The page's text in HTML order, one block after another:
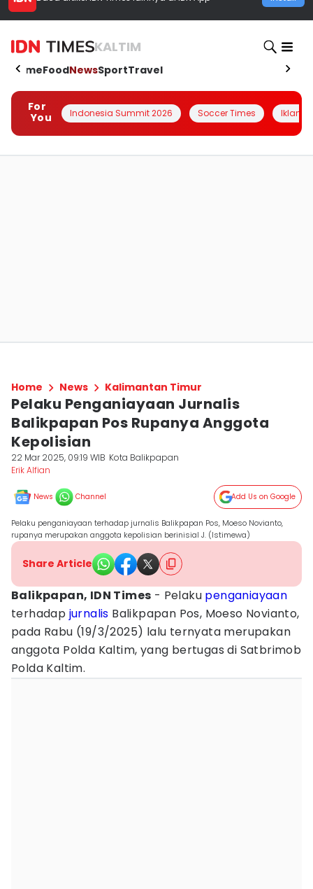
KALTIM
HomeFoodNewsSportTravel
For
You
Indonesia Summit 2026 Soccer Times Iklanin
Home News Kalimantan Timur
Pelaku Penganiayaan Jurnalis
Balikpapan Pos Rupanya Anggota
Kepolisian
22 Mar 2025, 09:19 WIB Kota Balikpapan
Erik Alfian
News Channel Add Us on Google
Pelaku penganiayaan terhadap jurnalis Balikpapan Pos, Moeso Novianto,
rupanya merupakan anggota kepolisian berinisial J. (Istimewa)
Share Article
Balikpapan, IDN Times - Pelaku penganiayaan
terhadap jurnalis Balikpapan Pos, Moeso Novianto,
pada Rabu (19/3/2025) lalu ternyata merupakan
anggota Polda Kaltim, yang bertugas di Satbrimob
Polda Kaltim.